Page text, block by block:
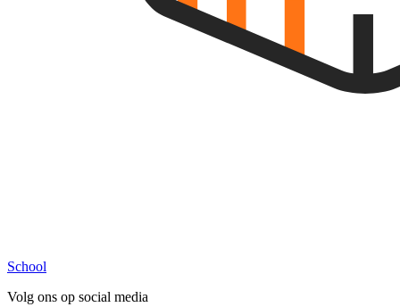
School
Volg ons op social media